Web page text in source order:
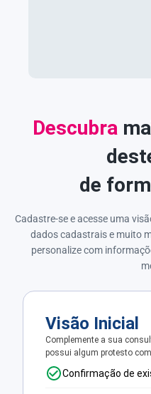
Descubra
de
Cadastre-se e acesse uma
dados cadastrais e muito
personalize com
Visão Inicial
Complemente a sua
possui algum protesto
Confirmação de